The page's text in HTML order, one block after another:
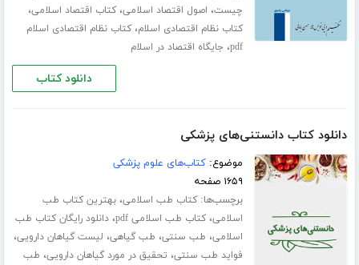
چیست، اصول اقتصاد اسلامی،کتاب اقتصاد اسلامی،
کتاب نظام اقتصادی اسلام،کتاب نظام اقتصادی اسلام
pdf، جایگاه اقتصاد در اسلام
دانلود کتاب
دانلود کتاب دانستنی‌های پزشکی
موضوع:کتاب‌های علوم پزشکی
۱۶۵۹ صفحه
برچسب‌ها:کتاب طب اسلامی،بهترین کتاب طب
اسلامی،کتاب طب اسلامی pdf ،دانلود رایگان کتاب طب
اسلامی، طب سنتی، طب گیاهی، لیست گیاهان دارویی،
فواید طب سنتی، تحقیق در مورد گیاهان دارویی، طب